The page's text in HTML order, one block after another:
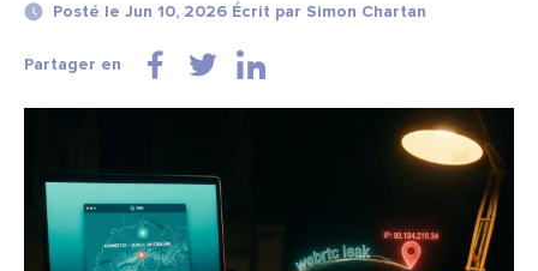
Posté le Jun 10, 2026 Écrit par Simon Chartan
Partager en